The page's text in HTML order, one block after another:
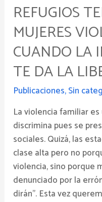
REFUGIOS
MUJERES
CUANDO LA
TE DA LA
Publicaciones,Sin
La violencia familiar
discrimina pues se
sociales. Quizá, las
clase alta pero no
violencia, sino porque
denunciado por la
dirán”. Esta vez
para
mujeres
violentadas:
cuando
la
independencia
te
da
la
libertad